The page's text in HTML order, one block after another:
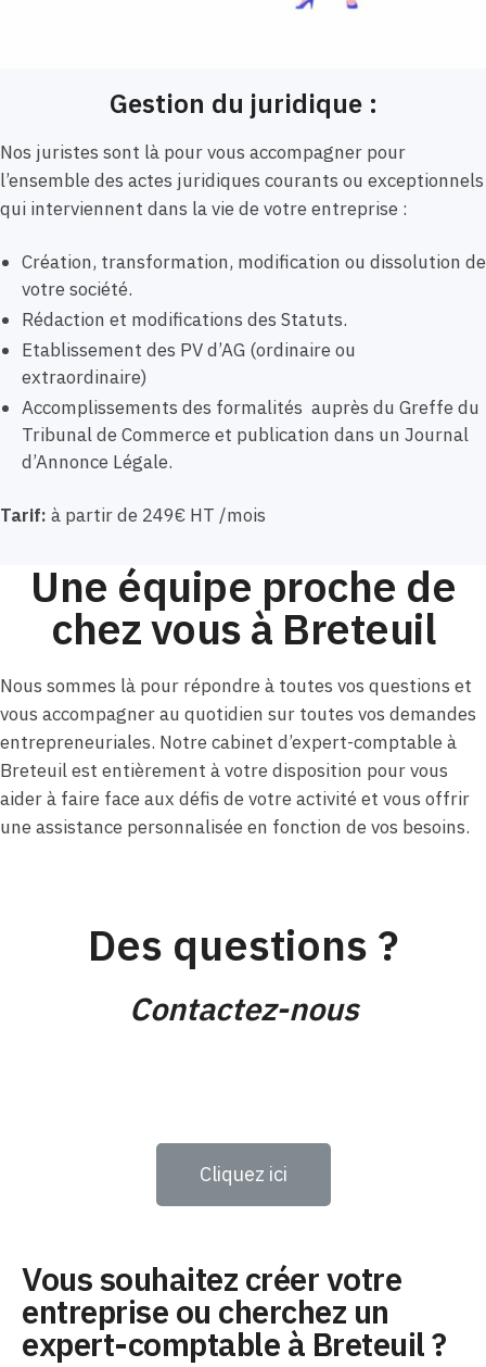
Gestion du juridique :
Nos juristes sont là pour vous accompagner pour
l’ensemble des actes juridiques courants ou exceptionnels
qui interviennent dans la vie de votre entreprise :
Création, transformation, modification ou dissolution de
votre société.
Rédaction et modifications des Statuts.
Etablissement des PV d’AG (ordinaire ou
extraordinaire)
Accomplissements des formalités auprès du Greffe du
Tribunal de Commerce et publication dans un Journal
d’Annonce Légale.
Tarif: à partir de 249€ HT /mois
Une équipe proche de
chez vous à Breteuil
Nous sommes là pour répondre à toutes vos questions et
vous accompagner au quotidien sur toutes vos demandes
entrepreneuriales. Notre cabinet d’expert-comptable à
Breteuil est entièrement à votre disposition pour vous
aider à faire face aux défis de votre activité et vous offrir
une assistance personnalisée en fonction de vos besoins.
Des questions ?
Contactez-nous
Cliquez ici
Vous souhaitez créer votre
entreprise ou cherchez un
expert-comptable à Breteuil ?